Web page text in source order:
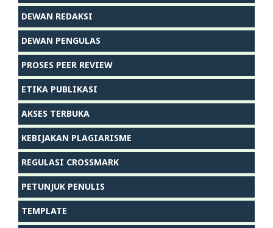
DEWAN REDAKSI
DEWAN PENGULAS
PROSES PEER REVIEW
ETIKA PUBLIKASI
AKSES TERBUKA
KEBIJAKAN PLAGIARISME
REGULASI CROSSMARK
PETUNJUK PENULIS
TEMPLATE